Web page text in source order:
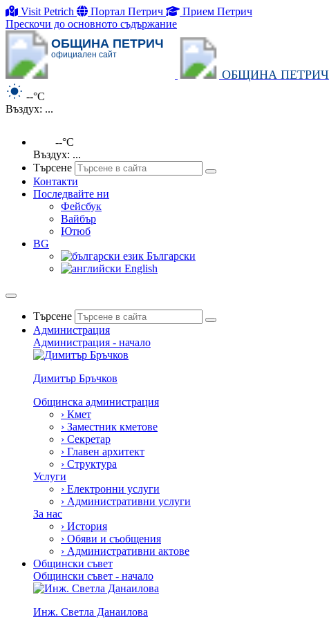
Visit Petrich Портал Петрич
Прием Петрич
Прескочи до основното съдържание
ОБЩИНА ПЕТРИЧ
официален сайт
ОБЩИНА ПЕТРИЧ
--°C
Въздух: ...
--°C
Въздух: ...
Търсене
Контакти
Последвайте ни
Фейсбук
Вайбър
Ютюб
BG
Български
English
Търсене
Администрация
Администрация - начало
Димитър Бръчков
Общинска администрация
› Кмет
› Заместник кметове
› Секретар
› Главен архитект
› Структура
Услуги
› Електронни услуги
› Административни услуги
За нас
› История
› Обяви и съобщения
› Административни актове
Общински съвет
Общински съвет - начало
Инж. Светла Данаилова